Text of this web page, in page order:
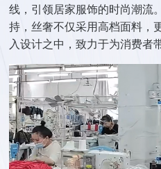
线，引领居家服饰的时尚潮流
持，丝奢不仅采用高档面料，
入设计之中，致力于为消费者